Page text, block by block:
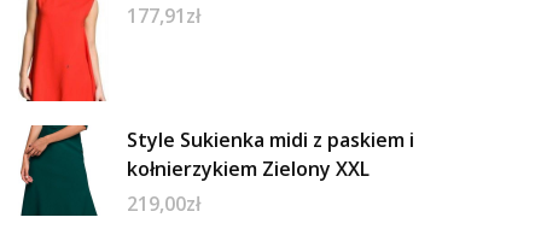
177,91zł
Style Sukienka midi z paskiem i
kołnierzykiem Zielony XXL
219,00zł